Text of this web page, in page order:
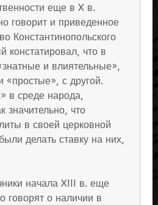
еще в X в.
говорит и приведенное
Константинопольского
констатировал, что в
и влиятельные»,
«простые», с другой.
в среде народа,
значительно, что
в своей церковной
делать ставку на них,
начала XIII в. еще
говорят о наличии в